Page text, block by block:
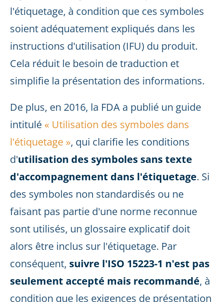
l'étiquetage, à condition que ces symboles
soient adéquatement expliqués dans les
instructions d'utilisation (IFU) du produit.
Cela réduit le besoin de traduction et
simplifie la présentation des informations.
De plus, en 2016, la FDA a publié un guide
intitulé « Utilisation des symboles dans
l'étiquetage », qui clarifie les conditions
d'utilisation des symboles sans texte
d'accompagnement dans l'étiquetage. Si
des symboles non standardisés ou ne
faisant pas partie d'une norme reconnue
sont utilisés, un glossaire explicatif doit
alors être inclus sur l'étiquetage. Par
conséquent, suivre l'ISO 15223-1 n'est pas
seulement accepté mais recommandé, à
condition que les exigences de présentation